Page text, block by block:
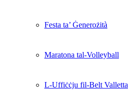
Festa ta’ Ġenerożità
Maratona tal-Volleyball
L-Uffiċċju fil-Belt Valletta